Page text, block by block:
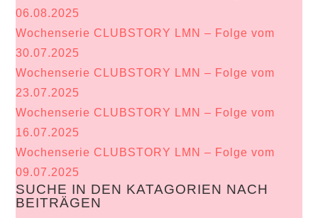
06.08.2025
Wochenserie CLUBSTORY LMN – Folge vom
30.07.2025
Wochenserie CLUBSTORY LMN – Folge vom
23.07.2025
Wochenserie CLUBSTORY LMN – Folge vom
16.07.2025
Wochenserie CLUBSTORY LMN – Folge vom
09.07.2025
SUCHE IN DEN KATAGORIEN NACH
BEITRÄGEN